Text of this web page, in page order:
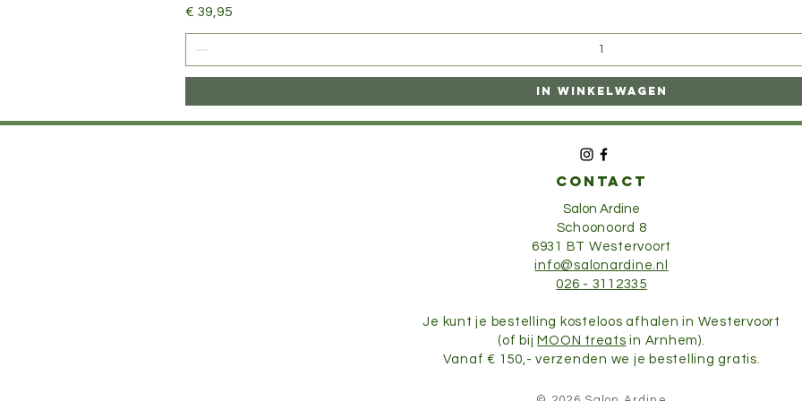
Prijs
€ 39,95
In winkelwagen
CONTACT
Salon Ardine
Schoonoord 8
6931 BT Westervoort
info@salonardine.nl
026 - 3112335
Je kunt je bestelling kosteloos afhalen in Westervoort
(of bij MOON treats in Arnhem).
Vanaf € 150,- verzenden we je bestelling gratis.